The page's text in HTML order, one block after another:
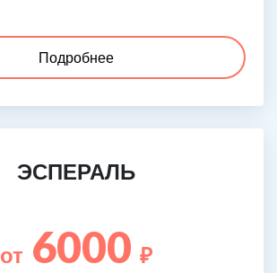
Подробнее
ЭСПЕРАЛЬ
от 6000 ₽